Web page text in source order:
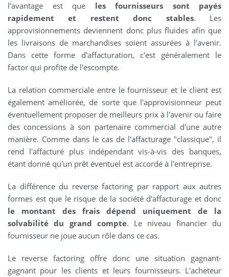
l'avantage est que les fournisseurs sont payés
rapidement et restent donc stables. Les
approvisionnements deviennent donc plus fluides afin que
les livraisons de marchandises soient assurées à l'avenir.
Dans cette forme d'affacturation, c'est généralement le
factor qui profite de l'escompte.
La relation commerciale entre le fournisseur et le client est
également améliorée, de sorte que l'approvisionneur peut
éventuellement proposer de meilleurs prix à l'avenir ou faire
des concessions à son partenaire commercial d'une autre
manière. Comme dans le cas de l'affacturage "classique", il
rend l'affacturé plus indépendant vis-à-vis des banques,
étant donné qu'un prêt éventuel est accordé à l'entreprise.
La différence du reverse factoring par rapport aux autres
formes est que le risque de la société d'affacturage et donc
le montant des frais dépend uniquement de la
solvabilité du grand compte. Le niveau financier du
fournisseur ne joue aucun rôle dans ce cas.
Le reverse factoring offre donc une situation gagnant-
gagnant pour les clients et leurs fournisseurs. L'acheteur